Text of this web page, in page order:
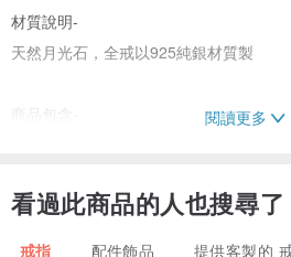
材質說明-
天然月光石，全戒以925純銀材質製
商品包含-
❤️特別說明：奈爾里於2017年成立，台
閱讀更多
看過此商品的人也搜尋了
戒指 配件飾品 提供客製的